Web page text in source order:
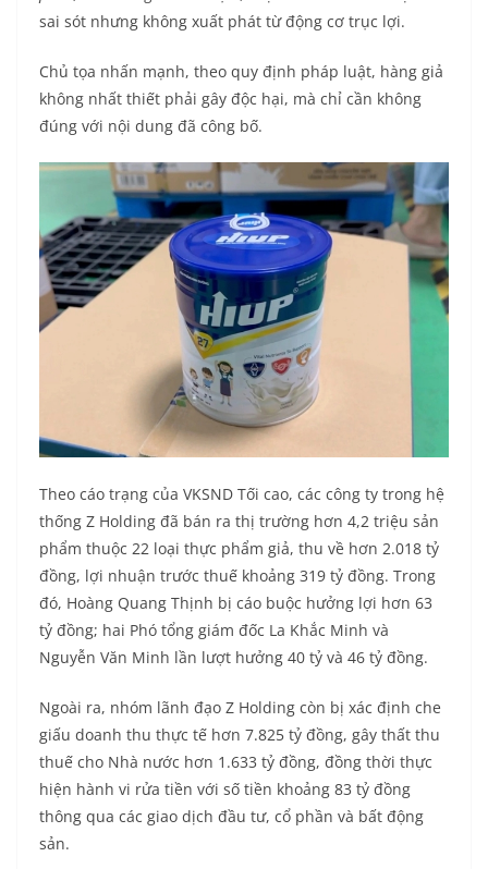
sai sót nhưng không xuất phát từ động cơ trục lợi.
Chủ tọa nhấn mạnh, theo quy định pháp luật, hàng giả
không nhất thiết phải gây độc hại, mà chỉ cần không
đúng với nội dung đã công bố.
Theo cáo trạng của VKSND Tối cao, các công ty trong hệ
thống Z Holding đã bán ra thị trường hơn 4,2 triệu sản
phẩm thuộc 22 loại thực phẩm giả, thu về hơn 2.018 tỷ
đồng, lợi nhuận trước thuế khoảng 319 tỷ đồng. Trong
đó, Hoàng Quang Thịnh bị cáo buộc hưởng lợi hơn 63
tỷ đồng; hai Phó tổng giám đốc La Khắc Minh và
Nguyễn Văn Minh lần lượt hưởng 40 tỷ và 46 tỷ đồng.
Ngoài ra, nhóm lãnh đạo Z Holding còn bị xác định che
giấu doanh thu thực tế hơn 7.825 tỷ đồng, gây thất thu
thuế cho Nhà nước hơn 1.633 tỷ đồng, đồng thời thực
hiện hành vi rửa tiền với số tiền khoảng 83 tỷ đồng
thông qua các giao dịch đầu tư, cổ phần và bất động
sản.